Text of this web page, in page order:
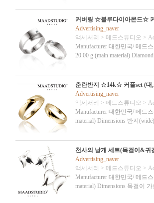
커버링 ☆블루다이아몬드☆
Advertising_naver
액세서리 > 메드스튜디오 >
Manufacturer 대한민국/ 메드스
20.00 g (main material)
춘란반지 ☆14k☆ 커플set (대
Advertising_naver
액세서리 > 메드스튜디오 >
Manufacturer 대한민국/ 메드
material) Dimensions 반지
천사의 날개 세트(목걸이&귀
Advertising_naver
액세서리 > 메드스튜디오 >
Manufacturer 대한민국/ 메드
material) Dimensions 목걸이